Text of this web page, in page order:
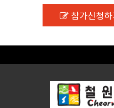
참가신청